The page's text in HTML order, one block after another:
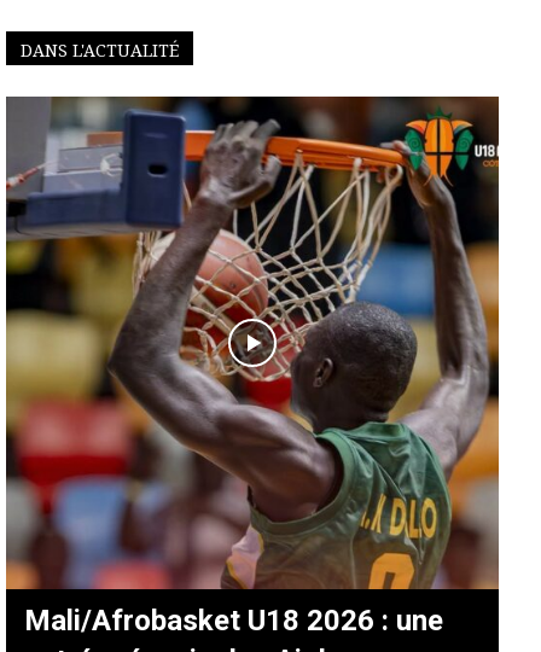
DANS L'ACTUALITÉ
Mali/Afrobasket U18 2026 : une